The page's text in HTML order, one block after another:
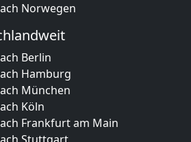
Norwegen
Berlin
Hamburg
München
Köln
Frankfurt am Main